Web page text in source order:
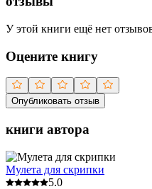
У этой книги ещё нет
Оцените книгу
Опубликовать отзыв
книги автора
Мулета для скрипки
5.0